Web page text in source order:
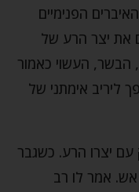
הפנימיים
את יצר הרע של
הבשר, העשוי כאמור
ליריב אימתני של
יצרו הרע. כשגבר
אש. אמר לו רב